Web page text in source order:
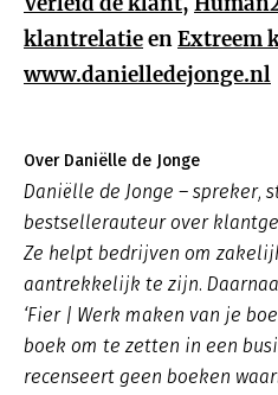
klantrelatieenExtreem
www.danielledejonge.nl
Over Daniëlle de Jonge
Daniëlle de Jonge – spreker,
bestsellerauteur over
Ze helpt bedrijven om
aantrekkelijk te zijn.
‘Fier | Werk maken van je
boek om te zetten in een
recenseert geen boeken